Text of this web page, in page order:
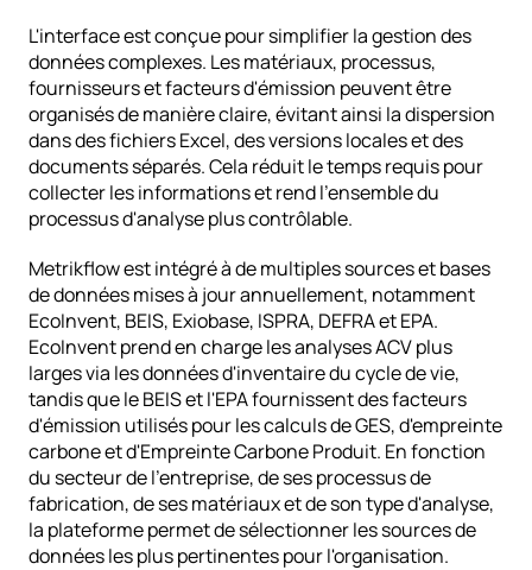
L'interface est conçue pour simplifier la gestion des
données complexes. Les matériaux, processus,
fournisseurs et facteurs d'émission peuvent être
organisés de manière claire, évitant ainsi la dispersion
dans des fichiers Excel, des versions locales et des
documents séparés. Cela réduit le temps requis pour
collecter les informations et rend l'ensemble du
processus d'analyse plus contrôlable.
Metrikflow est intégré à de multiples sources et bases
de données mises à jour annuellement, notamment
EcoInvent, BEIS, Exiobase, ISPRA, DEFRA et EPA.
EcoInvent prend en charge les analyses ACV plus
larges via les données d'inventaire du cycle de vie,
tandis que le BEIS et l'EPA fournissent des facteurs
d'émission utilisés pour les calculs de GES, d'empreinte
carbone et d'Empreinte Carbone Produit. En fonction
du secteur de l'entreprise, de ses processus de
fabrication, de ses matériaux et de son type d'analyse,
la plateforme permet de sélectionner les sources de
données les plus pertinentes pour l'organisation.